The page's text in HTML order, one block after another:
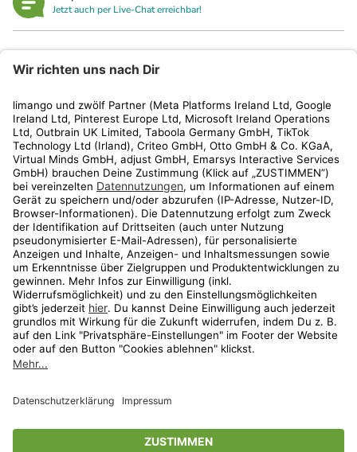
Jetzt auch per Live-Chat erreichbar!
Kundenservice
Shop
Aktionen
Travel